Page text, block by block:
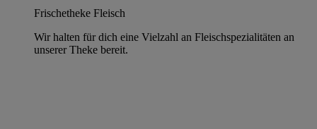
Frischetheke Fleisch
Wir halten für dich eine Vielzahl an Fleischspezialitäten an
unserer Theke bereit.